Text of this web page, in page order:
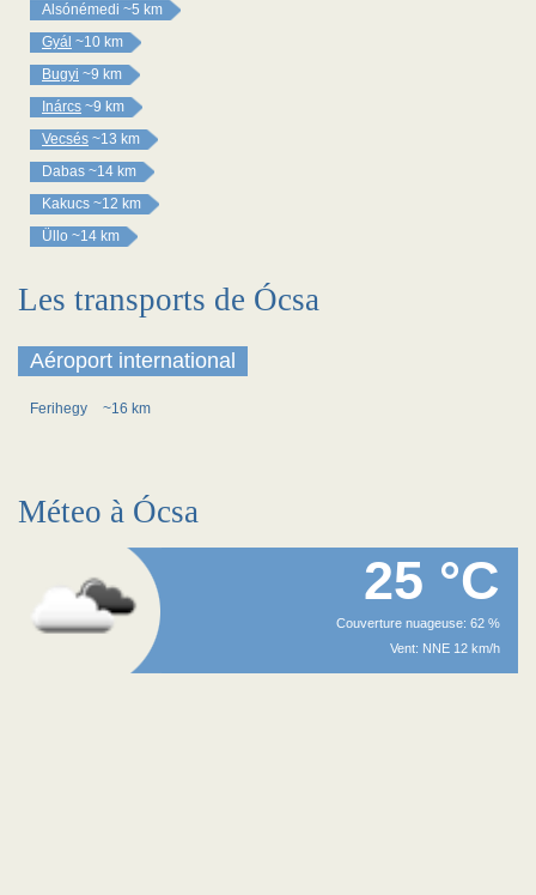
Alsónémedi ~5 km
Gyál ~10 km
Bugyi ~9 km
Inárcs ~9 km
Vecsés ~13 km
Dabas ~14 km
Kakucs ~12 km
Üllo ~14 km
Les transports de Ócsa
Aéroport international
Ferihegy ~16 km
Méteo à Ócsa
25 °C
Couverture nuageuse: 62 %
Vent: NNE 12 km/h